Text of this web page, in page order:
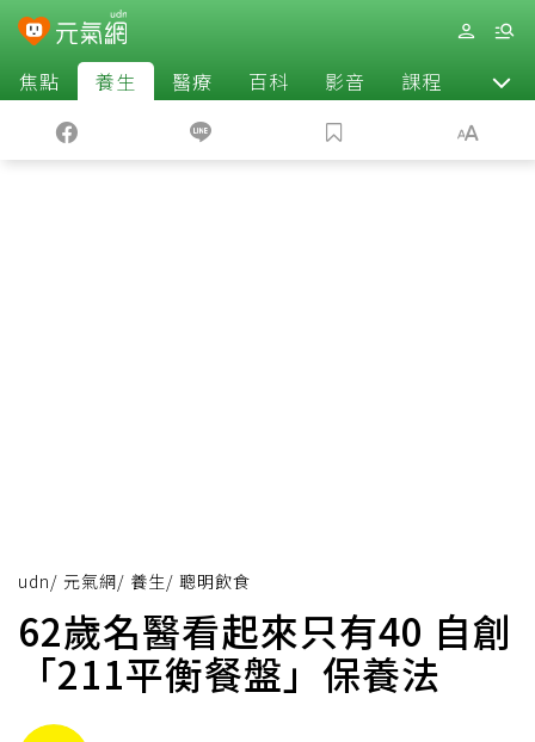
焦點 養生 醫療 百科 影音 課程 退休
udn/ 元氣網/ 養生/ 聰明飲食
62歲名醫看起來只有40 自創
「211平衡餐盤」保養法